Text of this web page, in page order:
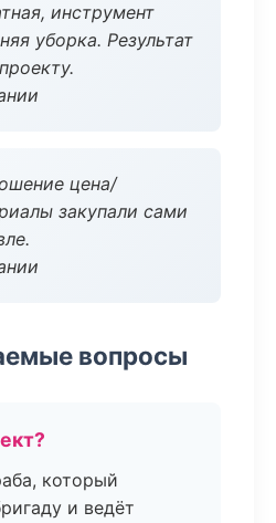
инструмент
уборка. Результат
цена/
закупали сами
вопросы
который
и ведёт